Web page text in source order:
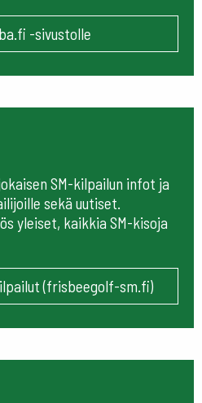
-sivustolle
SM-kilpailun infot ja
sekä uutiset.
yleiset, kaikkia SM-kisoja
(frisbeegolf-sm.fi)